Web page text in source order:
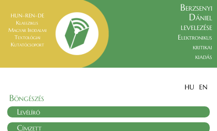
HUN–REN–DE
Klasszikus
Magyar Irodalmi
Textológiai
Kutatócsoport
Berzsenyi
Dániel
levelezése
Elektronikus
kritikai
kiadás
HU EN
Böngészés
Levélíró
Címzett